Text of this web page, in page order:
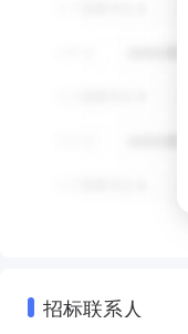
招标联系人